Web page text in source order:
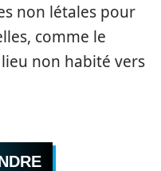
non létales pour
comme le
lieu non habité vers